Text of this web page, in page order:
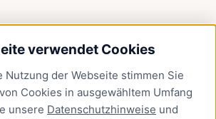
verwendet Cookies
Nutzung der Webseite stimmen Sie
Cookies in ausgewähltem Umfang
unsere Datenschutzhinweise und